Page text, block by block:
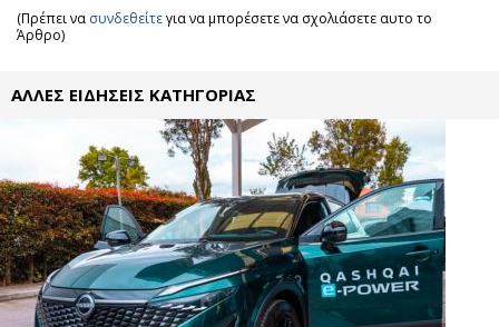
(Πρέπει να συνδεθείτεγια να μπορέσετε να σχολιάσετε αυτο το
Άρθρο)
ΑΛΛΕΣ ΕΙΔΗΣΕΙΣ ΚΑΤΗΓΟΡΙΑΣ